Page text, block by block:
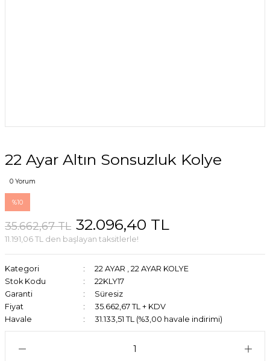
22 Ayar Altın Sonsuzluk Kolye
0 Yorum
%10
35.662,67 TL 32.096,40 TL
11.191,06 TL den başlayan taksitlerle!
Kategori 22 AYAR , 22 AYAR KOLYE
Stok Kodu
22KLY17
Garanti
Süresiz
Fiyat
35.662,67 TL + KDV
Havale
31.133,51 TL (%3,00 havale indirimi)